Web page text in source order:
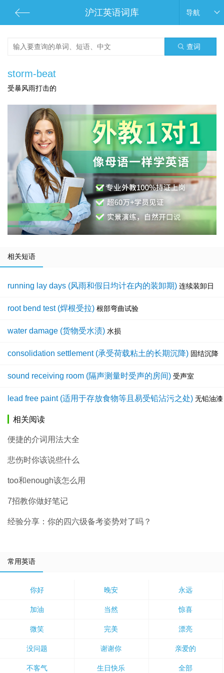
沪江英语词库 导航
查词
storm-beat
受暴风雨打击的
相关短语
running lay days (风雨和假日均计在内的装卸期) 连续装卸日
root bend test (焊根受拉) 根部弯曲试验
water damage (货物受水渍) 水损
consolidation settlement (承受荷载粘土的长期沉降) 固结沉降
sound receiving room (隔声测量时受声的房间) 受声室
lead free paint (适用于存放食物等且易受铅沾污之处) 无铅油漆
相关阅读
便捷的介词用法大全
悲伤时你该说些什么
too和enough该怎么用
7招教你做好笔记
经验分享：你的四六级备考姿势对了吗？
常用英语
你好 晚安 永远
加油 当然 惊喜
微笑 完美 漂亮
没问题 谢谢你 亲爱的
不客气 生日快乐 全部